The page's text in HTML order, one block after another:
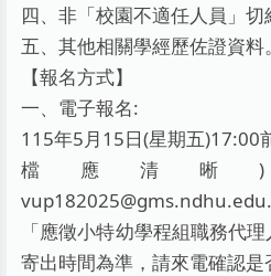
四、非「校園不適任人員」切
五、其他相關學經歷佐證資料。
【報名方式】
一、電子報名:
115年5月15日(星期五)17:00
檔應清晰)
「應徵小特幼學程組職務代
寄出時間為準，請來電確認是